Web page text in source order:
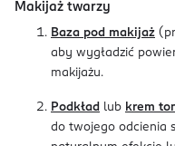
Makijaż twarzy
Baza pod makijaż
aby wygładzić
makijażu.
Podkład lub krem
do twojego odcienia